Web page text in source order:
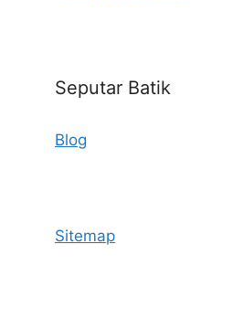
Seputar Batik
Blog
Sitemap